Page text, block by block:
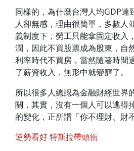
同樣的，為什麼台灣人均GDP達
人卻無感，理由很簡單，多數人
義制度下，勞工只能拿固定收入
潤，因此不買股票成為股東，自
利率時代不買房，當然隨著時間
了薪資收入，無形中就變窮了。
所以很多人總認為金融財經世界
關，其實，沒有一個人可以逃得
的變化，正所謂「你不理財、財
逆勢看好 特斯拉帶頭衝